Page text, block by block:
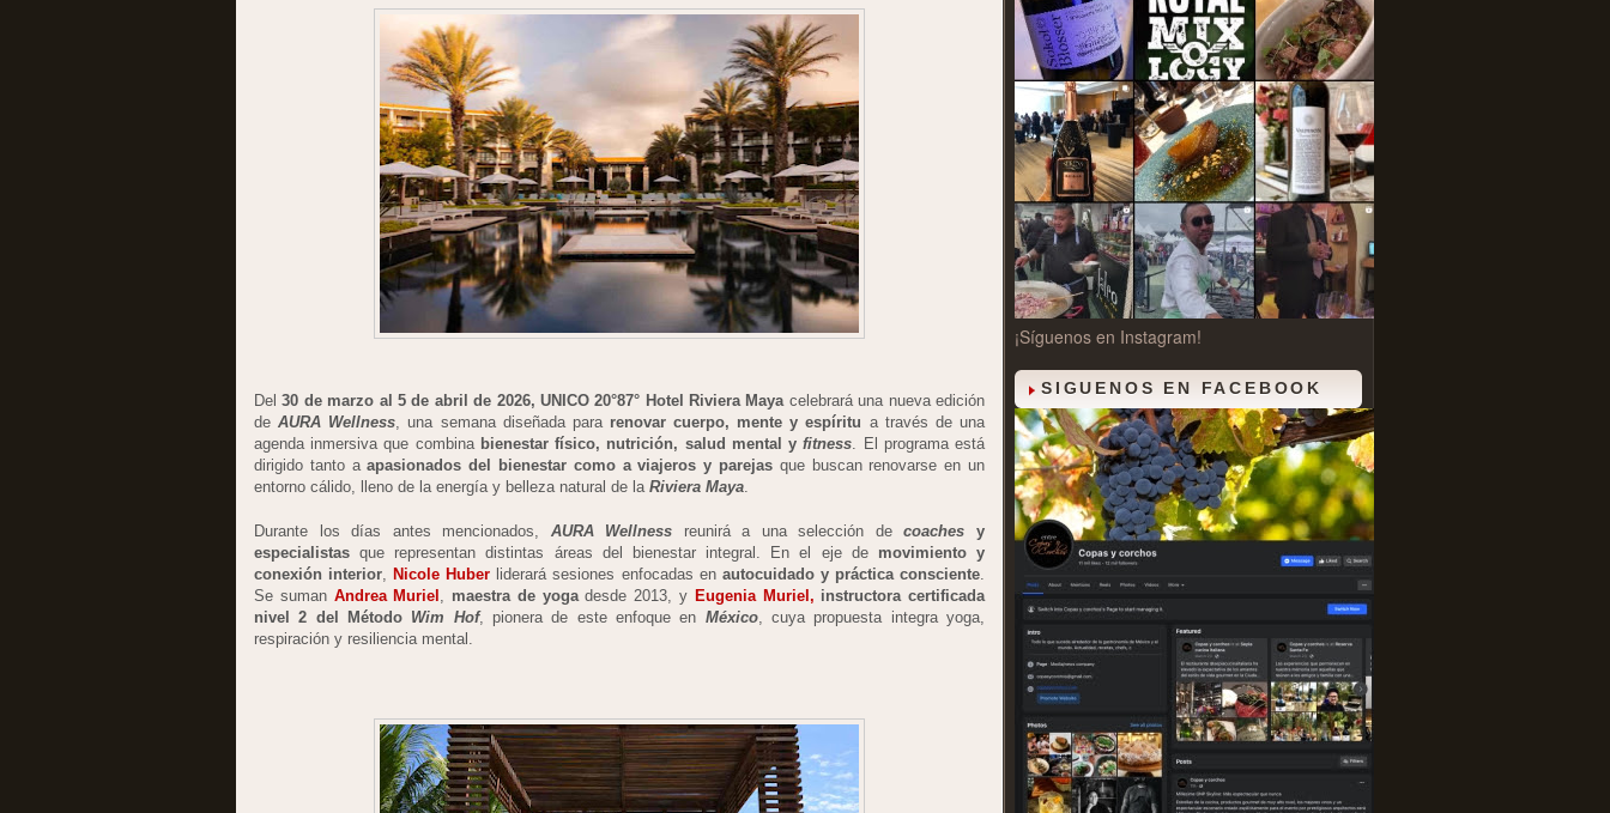
Del30 de marzo al 5 de abril de 2026, UNICO 20°87° Hotel Riviera Maya celebrará una nueva edición
deAURA Wellness , una semana diseñada para renovar cuerpo, mente y espíritu a través de una
agenda inmersiva que combina bienestar físico, nutrición, salud mental yfitness . El programa está
dirigido tanto aapasionados del bienestar como a viajeros y parejas que buscan renovarse en un
entorno cálido, lleno de la energía y belleza natural de la Riviera Maya
Durante los días antes mencionados, AURA Wellness reunirá a una selección decoaches y
especialistas que representan distintas áreas del bienestar integral. En el eje de movimiento y
conexión interior, Nicole Huber liderará sesiones enfocadas en autocuidado y práctica consciente.
Se suman Andrea Muriel , maestra de yogadesde 2013, y Eugenia Muriel, instructora certificada
nivel 2 del Método Wim Hof, pionera de este enfoque en México, cuya propuesta integra yoga,
respiración y resiliencia mental.
¡Síguenos en Instagram!
SIGUENOS EN FACEBOOK